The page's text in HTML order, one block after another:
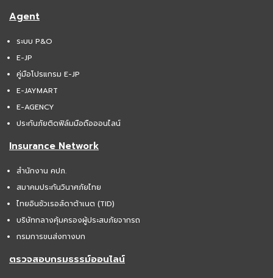
Agent
ระบบ P&O
E-JP
คู่มือโปรแกรม E-JP
E-JAYMART
E-AGENCY
ประกันภัยติดฟิล์มมือถือออนไลน์
Insurance Network
สำนักงาน คปภ.
สมาคมประกันวินาศภัยไทย
ไทยอินชัวเรอส์ดาต้าเนต (TID)
บริษัทกลางคุ้มครองผู้ประสบภัยจากรถ
กรมการขนส่งทางบก
ตรวจสอบกรมธรรม์ออนไลน์